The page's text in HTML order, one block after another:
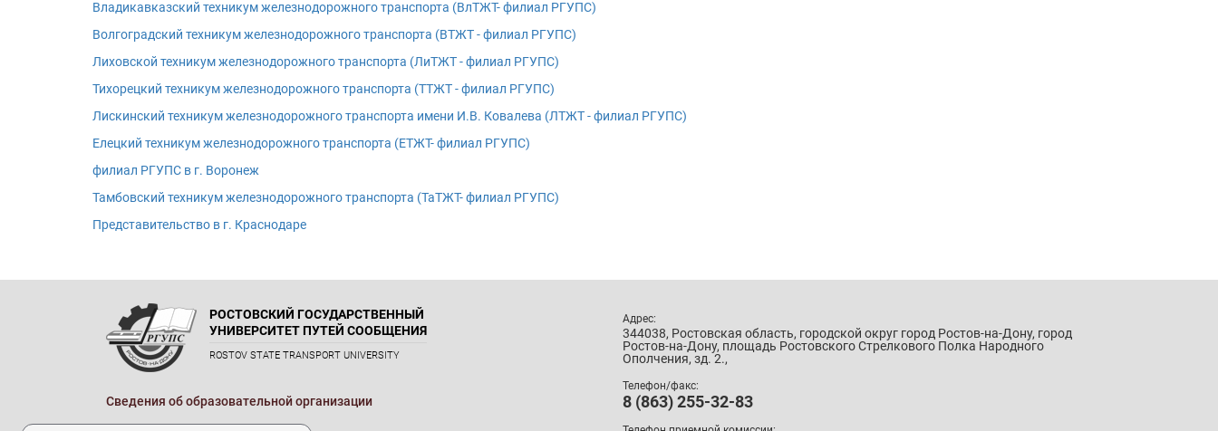
Владикавказский техникум железнодорожного транспорта (ВлТЖТ- филиал РГУПС)
Волгоградский техникум железнодорожного транспорта (ВТЖТ - филиал РГУПС)
Лиховской техникум железнодорожного транспорта (ЛиТЖТ - филиал РГУПС)
Тихорецкий техникум железнодорожного транспорта (ТТЖТ - филиал РГУПС)
Лискинский техникум железнодорожного транспорта имени И.В. Ковалева (ЛТЖТ - филиал РГУПС)
Елецкий техникум железнодорожного транспорта (ЕТЖТ- филиал РГУПС)
филиал РГУПС в г. Воронеж
Тамбовский техникум железнодорожного транспорта (ТаТЖТ- филиал РГУПС)
Представительство в г. Краснодаре
РОСТОВСКИЙ ГОСУДАРСТВЕННЫЙ
УНИВЕРСИТЕТ ПУТЕЙ СООБЩЕНИЯ
ROSTOV STATE TRANSPORT UNIVERSITY
Сведения об образовательной организации
Адрес:
344038, Ростовская область, городской округ город Ростов-на-Дону, город
Ростов-на-Дону, площадь Ростовского Стрелкового Полка Народного
Ополчения, зд. 2.,
Телефон/факс:
8 (863) 255-32-83